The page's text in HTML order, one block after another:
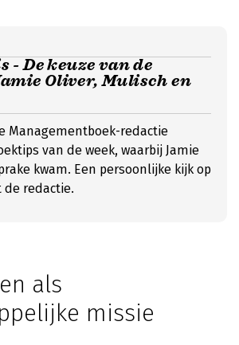
- De keuze van de
Oliver, Mulisch en
Managementboek-redactie
van de week, waarbij Jamie
kwam. Een persoonlijke kijk op
de redactie.
als
missie